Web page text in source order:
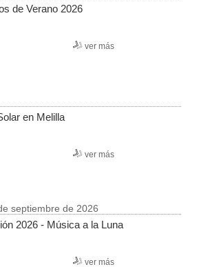
de Verano 2026
ver más
en Melilla
ver más
septiembre de 2026
2026 - Música a la Luna
ver más